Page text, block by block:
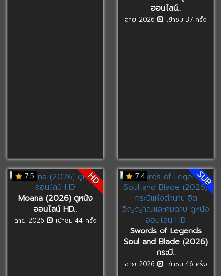
ออนไลน์..
ฉาย 2026 เข้าชม 37 ครั้ง
7.5 HD
Moana (2026) ดูหนัง
ออนไลน์ HD..
ฉาย 2026 เข้าชม 44 ครั้ง
7.4 SUB
Swords of Legends
Soul and Blade (2026)
กระบี..
ฉาย 2026 เข้าชม 46 ครั้ง